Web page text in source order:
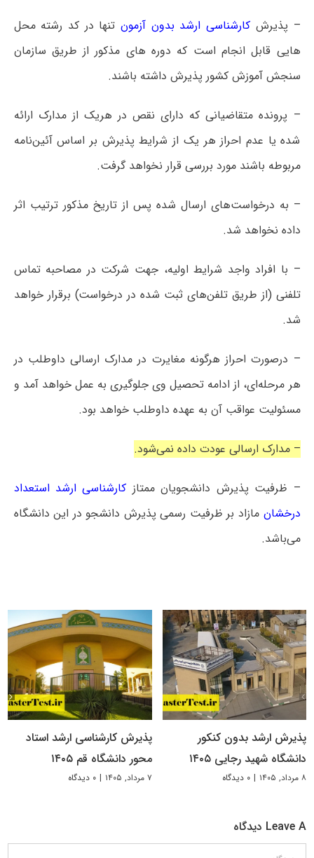
– پذیرش کارشناسی ارشد بدون آزمون تنها در کد رشته محل
هایی قابل انجام است که دوره های مذکور از طریق سازمان
سنجش آموزش کشور پذیرش داشته باشند.
– پرونده متقاضیانی که دارای نقص در هریک از مدارک ارائه
شده یا عدم احراز هر یک از شرایط پذیرش بر اساس آئین‌نامه
مربوطه باشند مورد بررسی قرار نخواهد گرفت.
– به درخواست‌های ارسال شده پس از تاریخ مذکور ترتیب اثر
داده نخواهد شد.
– با افراد واجد شرایط اولیه، جهت شرکت در مصاحبه تماس
تلفنی (از طریق تلفن‌های ثبت شده در درخواست) برقرار خواهد
شد.
– درصورت احراز هرگونه مغایرت در مدارک ارسالی داوطلب در
هر مرحله‌ای، از ادامه تحصیل وی جلوگیری به عمل خواهد آمد و
مسئولیت عواقب آن به عهده داوطلب خواهد بود.
– مدارک ارسالی عودت داده نمی‌شود.
– ظرفیت پذیرش دانشجویان ممتاز کارشناسی ارشد استعداد
درخشان مازاد بر ظرفیت رسمی پذیرش دانشجو در این دانشگاه
می‌باشد.
پذیرش ارشد بدون کنکور
دانشگاه شهید رجایی ۱۴۰۵
۸ مرداد, ۱۴۰۵ | ۰ دیدگاه
پذیرش کارشناسی ارشد استاد
محور دانشگاه قم ۱۴۰۵
۷ مرداد, ۱۴۰۵ | ۰ دیدگاه
Leave A دیدگاه